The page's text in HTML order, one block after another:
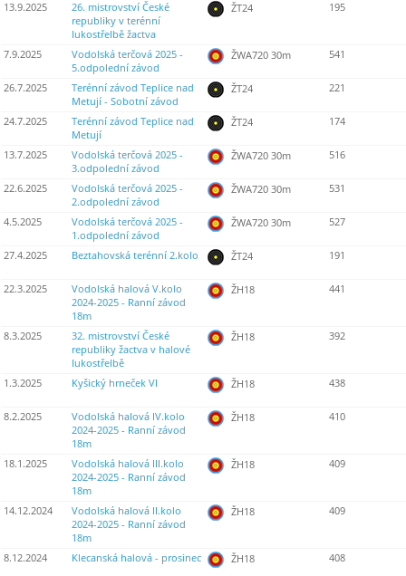
13.9.2025
26. mistrovství České
republiky v terénní
lukostřelbě žactva
ŽT24 195
7.9.2025
Vodolská terčová 2025 -
5.odpolední závod
ŽWA720 30m 541
26.7.2025
Terénní závod Teplice nad
Metují - Sobotní závod
ŽT24 221
24.7.2025
Terénní závod Teplice nad
Metují
ŽT24 174
13.7.2025
Vodolská terčová 2025 -
3.odpolední závod
ŽWA720 30m 516
22.6.2025
Vodolská terčová 2025 -
2.odpolední závod
ŽWA720 30m 531
4.5.2025
Vodolská terčová 2025 -
1.odpolední závod
ŽWA720 30m 527
27.4.2025 Beztahovská terénní 2.kolo ŽT24 191
22.3.2025
Vodolská halová V.kolo
2024-2025 - Ranní závod
18m
ŽH18 441
8.3.2025
32. mistrovství České
republiky žactva v halové
lukostřelbě
ŽH18 392
1.3.2025 Kyšický hrneček VI ŽH18 438
8.2.2025
Vodolská halová IV.kolo
2024-2025 - Ranní závod
18m
ŽH18 410
18.1.2025
Vodolská halová III.kolo
2024-2025 - Ranní závod
18m
ŽH18 409
14.12.2024
Vodolská halová II.kolo
2024-2025 - Ranní závod
18m
ŽH18 409
8.12.2024 Klecanská halová - prosinec ŽH18 408